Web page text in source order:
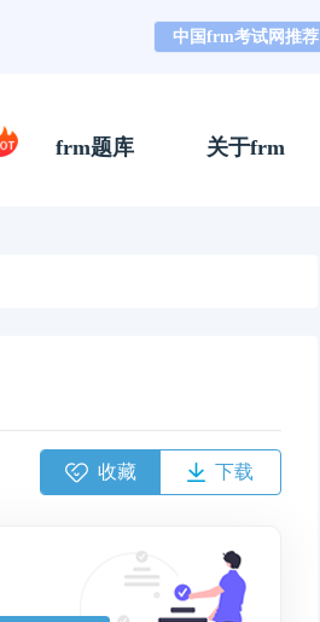
中国frm考试网推荐
frm题库 关于frm
收藏 下载